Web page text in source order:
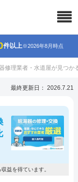
件以上※2026年8月時点
修理業者・水道屋が見つか
最終更新日： 2026.7.21
益を得ています。